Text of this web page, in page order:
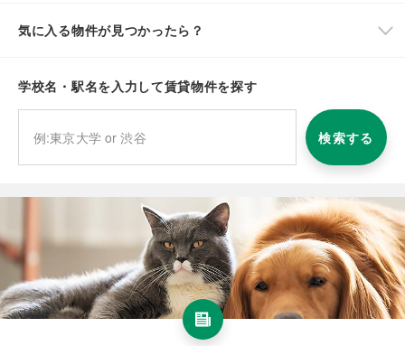
気に入る物件が見つかったら？
学校名・駅名を入力して賃貸物件を探す
検索する